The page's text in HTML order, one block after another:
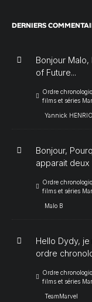
DERNIERS
Bonjour
of Future...
Ordre
films et séries
Yannick
Bonjour,
apparait deux
Ordre
films et séries
Malo B
Hello Dydy,
ordre
Ordre
films et séries
TeamMarvel